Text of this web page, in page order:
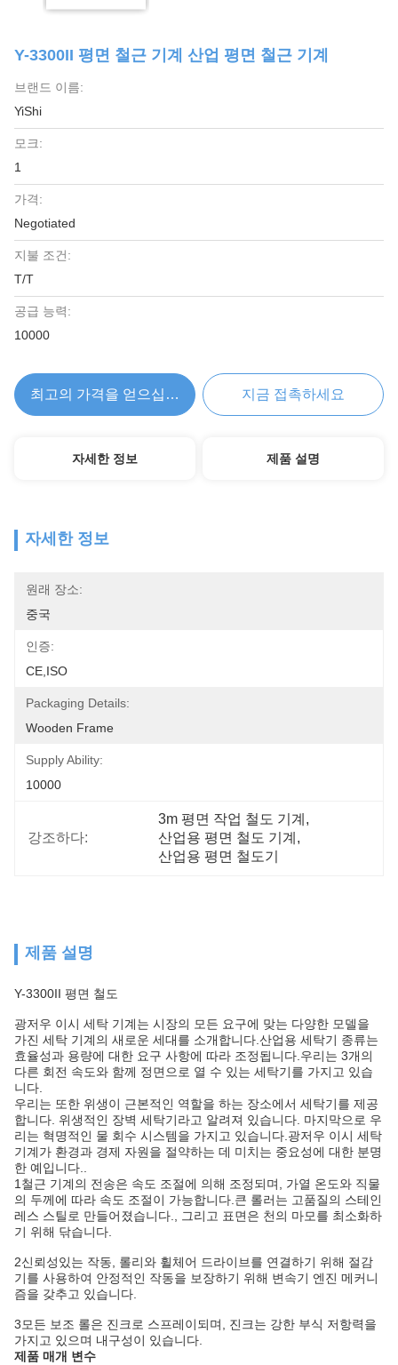
Y-3300II 평면 철근 기계 산업 평면 철근 기계
브랜드 이름:
YiShi
모크:
1
가격:
Negotiated
지불 조건:
T/T
공급 능력:
10000
최고의 가격을 얻으십시오 지금 접촉하세요
자세한 정보 제품 설명
자세한 정보
원래 장소:
중국
인증:
CE,ISO
Packaging Details:
Wooden Frame
Supply Ability:
10000
강조하다:
3m 평면 작업 철도 기계 ,
산업용 평면 철도 기계 ,
산업용 평면 철도기
제품 설명
Y-3300II 평면 철도
광저우 이시 세탁 기계는 시장의 모든 요구에 맞는 다양한 모델을
가진 세탁 기계의 새로운 세대를 소개합니다.산업용 세탁기 종류는
효율성과 용량에 대한 요구 사항에 따라 조정됩니다.우리는 3개의
다른 회전 속도와 함께 정면으로 열 수 있는 세탁기를 가지고 있습
니다.
우리는 또한 위생이 근본적인 역할을 하는 장소에서 세탁기를 제공
합니다. 위생적인 장벽 세탁기라고 알려져 있습니다. 마지막으로 우
리는 혁명적인 물 회수 시스템을 가지고 있습니다.광저우 이시 세탁
기계가 환경과 경제 자원을 절약하는 데 미치는 중요성에 대한 분명
한 예입니다..
1철근 기계의 전송은 속도 조절에 의해 조정되며, 가열 온도와 직물
의 두께에 따라 속도 조절이 가능합니다.큰 롤러는 고품질의 스테인
레스 스틸로 만들어졌습니다., 그리고 표면은 천의 마모를 최소화하
기 위해 닦습니다.
2신뢰성있는 작동, 롤리와 휠체어 드라이브를 연결하기 위해 절감
기를 사용하여 안정적인 작동을 보장하기 위해 변속기 엔진 메커니
즘을 갖추고 있습니다.
3모든 보조 롤은 진크로 스프레이되며, 진크는 강한 부식 저항력을
가지고 있으며 내구성이 있습니다.
제품 매개 변수